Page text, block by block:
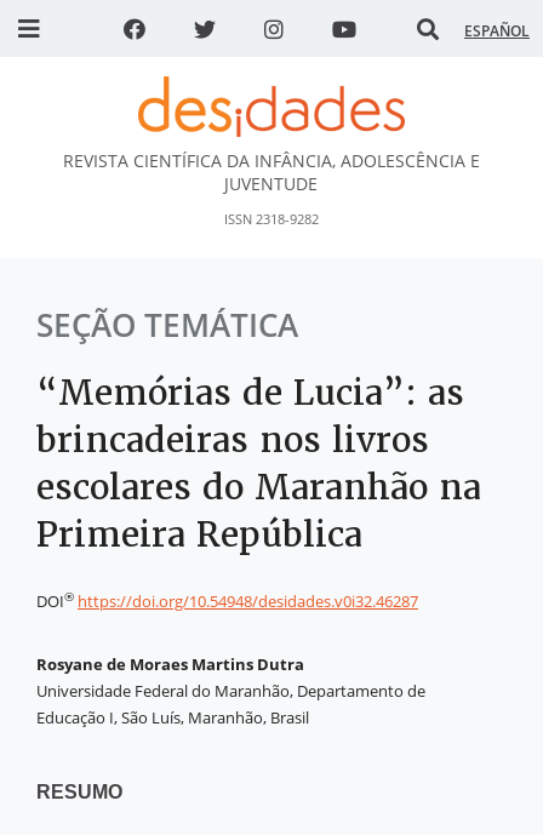
ESPAÑOL
DESidades
REVISTA CIENTÍFICA DA INFÂNCIA, ADOLESCÊNCIA E
JUVENTUDE
ISSN 2318-9282
SEÇÃO TEMÁTICA
“Memórias de Lucia”: as
brincadeiras nos livros
escolares do Maranhão na
Primeira República
DOI® https://doi.org/10.54948/desidades.v0i32.46287
Rosyane de Moraes Martins Dutra
Universidade Federal do Maranhão, Departamento de
Educação I, São Luís, Maranhão, Brasil
RESUMO